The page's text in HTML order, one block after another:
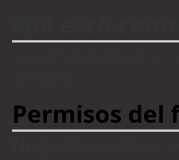
Permisos del